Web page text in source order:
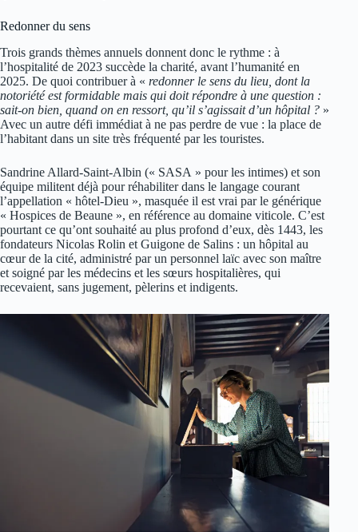
Redonner du sens
Trois grands thèmes annuels donnent donc le rythme : à
l’hospitalité de 2023 succède la charité, avant l’humanité en
2025. De quoi contribuer à « redonner le sens du lieu, dont la
notoriété est formidable mais qui doit répondre à une question :
sait-on bien, quand on en ressort, qu’il s’agissait d’un hôpital ? »
Avec un autre défi immédiat à ne pas perdre de vue : la place de
l’habitant dans un site très fréquenté par les touristes.
Sandrine Allard-Saint-Albin (« SASA » pour les intimes) et son
équipe militent déjà pour réhabiliter dans le langage courant
l’appellation « hôtel-Dieu », masquée il est vrai par le générique
« Hospices de Beaune », en référence au domaine viticole. C’est
pourtant ce qu’ont souhaité au plus profond d’eux, dès 1443, les
fondateurs Nicolas Rolin et Guigone de Salins : un hôpital au
cœur de la cité, administré par un personnel laïc avec son maître
et soigné par les médecins et les sœurs hospitalières, qui
recevaient, sans jugement, pèlerins et indigents.